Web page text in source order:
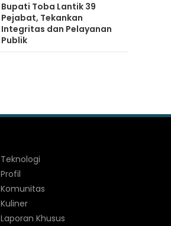
Bupati Toba Lantik 39
Pejabat, Tekankan
Integritas dan Pelayanan
Publik
Teknologi
Profil
Komunitas
Kuliner
Laporan Khusus